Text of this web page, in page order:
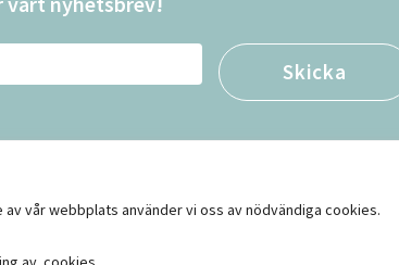
vår webbplats använder vi oss av nödvändiga cookies.